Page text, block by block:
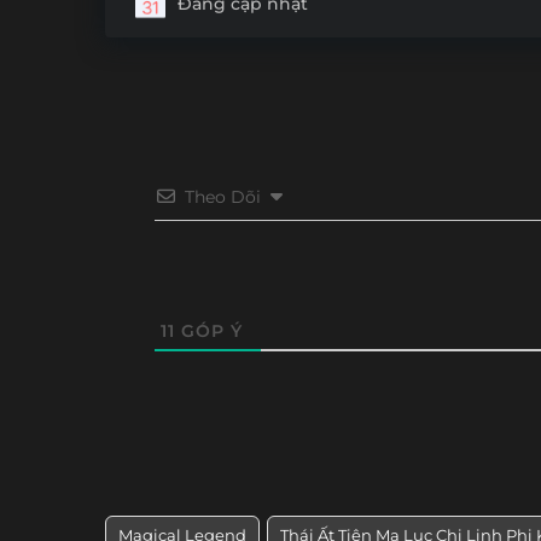
Theo Dõi
11 GÓP Ý
Magical Legend Thái Ất Tiên Ma Lục Chi Linh Phi